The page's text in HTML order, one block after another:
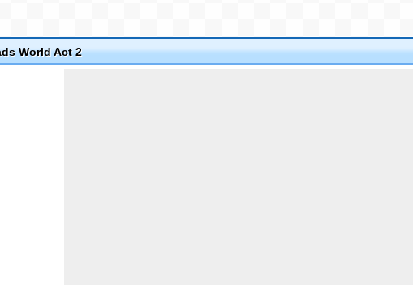
World Act 2